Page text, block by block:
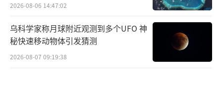
2026-08-06 14:47:02
乌科学家称月球附近观测到多个UFO 神
秘快速移动物体引发猜测
2026-08-07 09:19:38